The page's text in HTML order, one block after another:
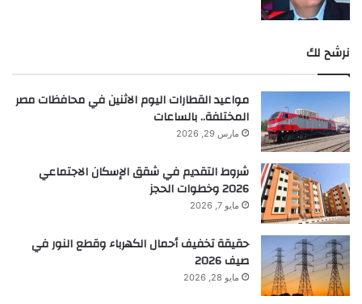
نرشح لك
مواعيد القطارات اليوم الاثنين في محافظات مصر
المختلفة.. بالساعات
مارس 29, 2026
شروط التقديم في شقق الإسكان الاجتماعي
2026 وخطوات الحجز
مايو 7, 2026
حقيقة تخفيف أحمال الكهرباء وقطع النور في
صيف 2026
مايو 28, 2026